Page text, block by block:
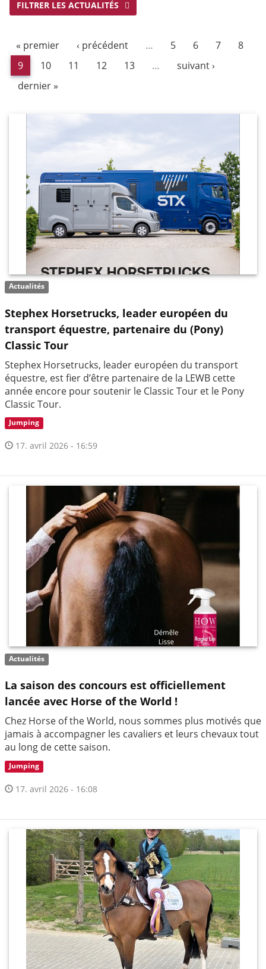
FILTRER LES ACTUALITÉS
« premier ‹ précédent … 5 6 7
8
9
10 11 12 13 …
suivant ›
dernier »
Actualités
Stephex Horsetrucks, leader européen du
transport équestre, partenaire du (Pony)
Classic Tour
Stephex Horsetrucks, leader européen du transport
équestre, est fier d’être partenaire de la LEWB cette
année encore pour soutenir le Classic Tour et le Pony
Classic Tour.
Jumping
17. avril 2026 - 16:59
Actualités
La saison des concours est officiellement
lancée avec Horse of the World !
Chez Horse of the World, nous sommes plus motivés que
jamais à accompagner les cavaliers et leurs chevaux tout
au long de cette saison.
Jumping
17. avril 2026 - 16:08